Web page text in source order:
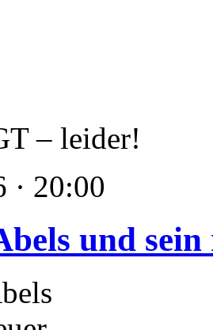
– leider!
· 20:00
und sein